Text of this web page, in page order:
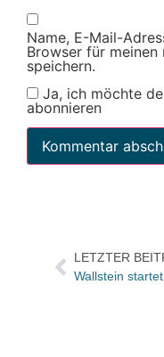
Name, E-Mail-
Browser für meinen
speichern.
Ja, ich möchte
abonnieren
LETZTER